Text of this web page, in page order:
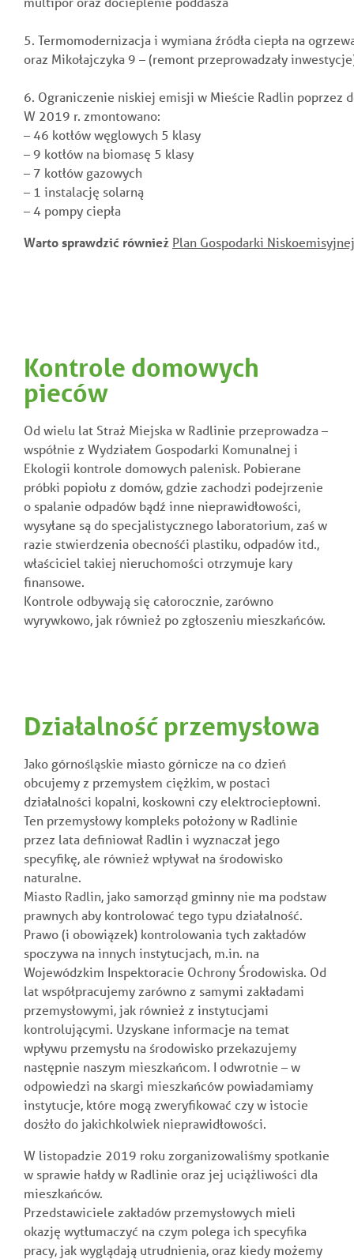
5. Termomodernizacja i wymiana źródła ciepła na
oraz Mikołajczyka 9 – (remont przeprowadzały
6. Ograniczenie niskiej emisji w Mieście Radlin poprzez
W 2019 r. zmontowano:
– 46 kotłów węglowych 5 klasy
– 9 kotłów na biomasę 5 klasy
– 7 kotłów gazowych
– 1 instalację solarną
– 4 pompy ciepła
Warto sprawdzić również Plan Gospodarki
Kontrole domowych
pieców
Od wielu lat Straż Miejska w Radlinie przeprowadza –
współnie z Wydziałem Gospodarki Komunalnej i
Ekologii kontrole domowych palenisk. Pobierane
próbki popiołu z domów, gdzie zachodzi podejrzenie
o spalanie odpadów bądź inne nieprawidłowości,
wysyłane są do specjalistycznego laboratorium, zaś w
razie stwierdzenia obecnośći plastiku, odpadów itd.,
właściciel takiej nieruchomości otrzymuje kary
finansowe.
Kontrole odbywają się całorocznie, zarówno
wyrywkowo, jak również po zgłoszeniu mieszkańców.
Działalność przemysłowa
Jako górnośląskie miasto górnicze na co dzień
obcujemy z przemysłem ciężkim, w postaci
działalności kopalni, koskowni czy elektrociepłowni.
Ten przemysłowy kompleks położony w Radlinie
przez lata definiował Radlin i wyznaczał jego
specyfikę, ale również wpływał na środowisko
naturalne.
Miasto Radlin, jako samorząd gminny nie ma podstaw
prawnych aby kontrolować tego typu działalność.
Prawo (i obowiązek) kontrolowania tych zakładów
spoczywa na innych instytucjach, m.in. na
Wojewódzkim Inspektoracie Ochrony Środowiska. Od
lat współpracujemy zarówno z samymi zakładami
przemysłowymi, jak również z instytucjami
kontrolującymi. Uzyskane informacje na temat
wpływu przemysłu na środowisko przekazujemy
następnie naszym mieszkańcom. I odwrotnie – w
odpowiedzi na skargi mieszkańców powiadamiamy
instytucje, które mogą zweryfikować czy w istocie
dosżło do jakichkolwiek nieprawidłowości.
W listopadzie 2019 roku zorganizowaliśmy spotkanie
w sprawie hałdy w Radlinie oraz jej uciążliwości dla
mieszkańców.
Przedstawiciele zakładów przemysłowych mieli
okazję wytłumaczyć na czym polega ich specyfika
pracy, jak wyglądają utrudnienia, oraz kiedy możemy